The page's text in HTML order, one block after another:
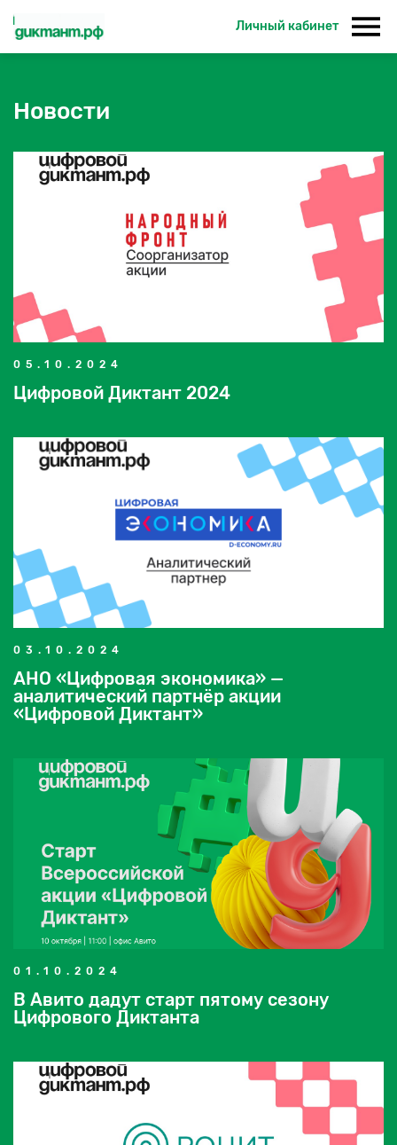
Личный кабинет
Новости
05.10.2024
Цифровой Диктант 2024
03.10.2024
АНО «Цифровая экономика» —
аналитический партнёр акции
«Цифровой Диктант»
01.10.2024
В Авито дадут старт пятому сезону
Цифрового Диктанта